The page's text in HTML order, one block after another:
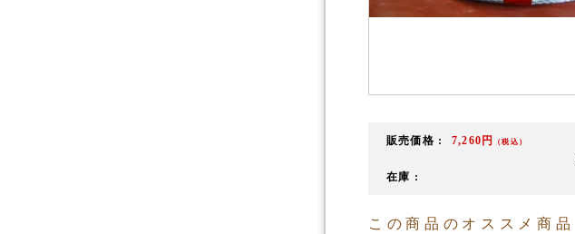
販売価格 : 7,260円 （税込）
在庫 :
この商品のオススメ商品